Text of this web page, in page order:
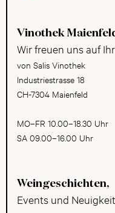
Vinothek
Wir freuen uns auf
von Salis Vinothek
Industriestrasse 18
CH-7304 Maienfeld
MO–FR 10.00–18.30 Uhr
SA 09.00–16.00 Uhr
Weingeschichten,
Events und